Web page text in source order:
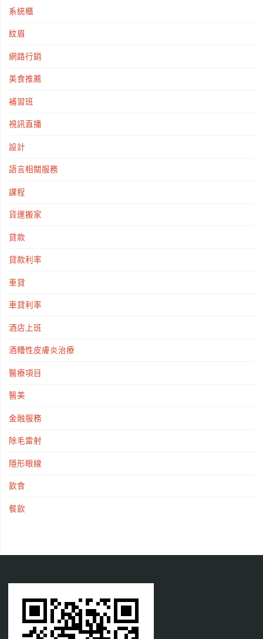
系統櫃
紋眉
網路行銷
美食推薦
補習班
視訊直播
設計
語言相關服務
課程
貨運搬家
貸款
貸款利率
車貸
車貸利率
酒店上班
酒糟性皮膚炎治療
醫療項目
醫美
金融服務
除毛雷射
隱形眼線
飲食
餐飲